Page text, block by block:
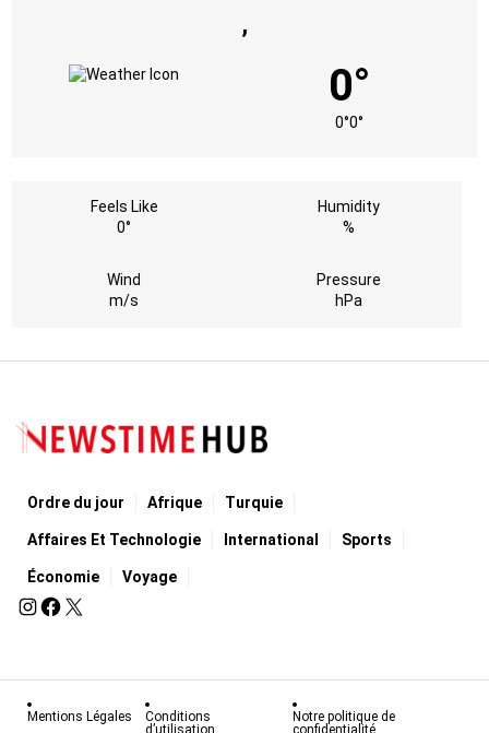
,
0°
0°0°
Feels Like
0°
Humidity
%
Wind
m/s
Pressure
hPa
Ordre du jour Afrique Turquie
Affaires Et Technologie International Sports
Économie Voyage
Mentions Légales
Conditions
d’utilisation
Notre politique de
confidentialité